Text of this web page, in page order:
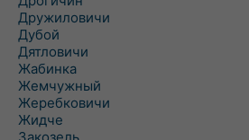
Дружиловичи
Дубой
Дятловичи
Жабинка
Жемчужный
Жеребковичи
Жидче